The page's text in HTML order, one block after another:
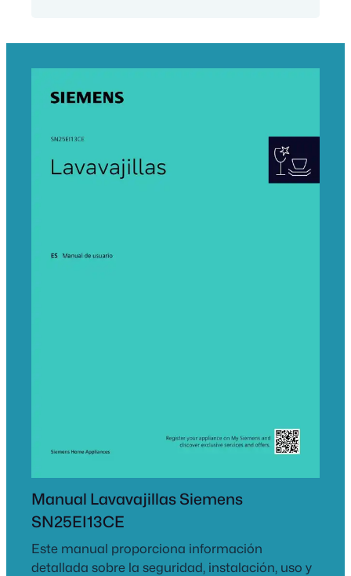
Manual Lavavajillas Siemens
SN25EI13CE
Este manual proporciona información
detallada sobre la seguridad, instalación, uso y